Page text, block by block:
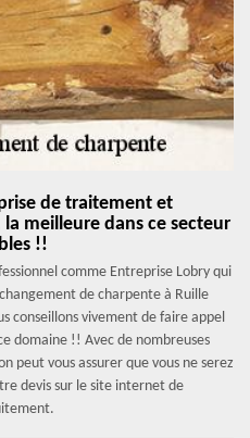
de traitement et
meilleure dans ce secteur
!!
comme Entreprise Lobry qui
de charpente à Ruille
conseillons vivement de faire appel
domaine !! Avec de nombreuses
peut vous assurer que vous ne serez
devis sur le site internet de